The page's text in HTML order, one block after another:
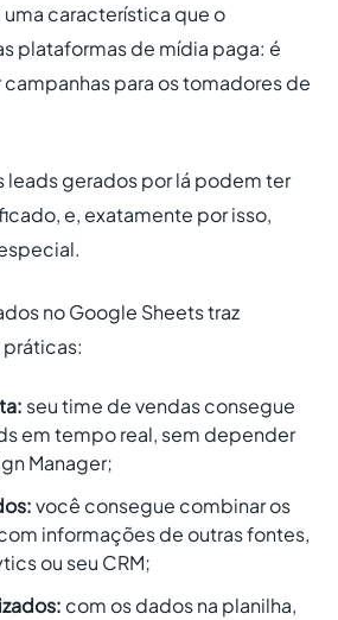
característica que o
plataformas de mídia paga: é
para os tomadores de
leads gerados por lá podem ter
e, exatamente por isso,
no Google Sheets traz
seu time de vendas consegue
em tempo real, sem depender
Manager;
você consegue combinar os
informações de outras fontes,
ou seu CRM;
com os dados na planilha,